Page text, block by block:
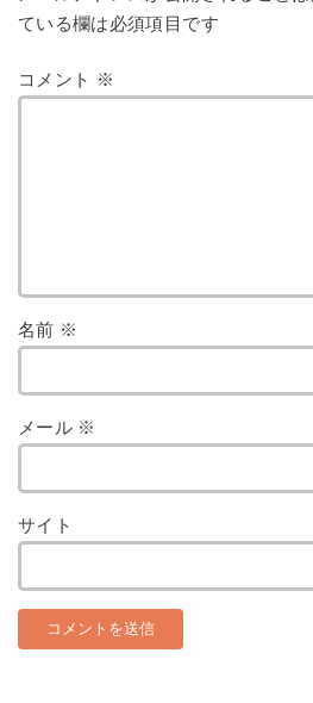
ている欄は必須項目です
コメント ※
名前 ※
メール ※
サイト